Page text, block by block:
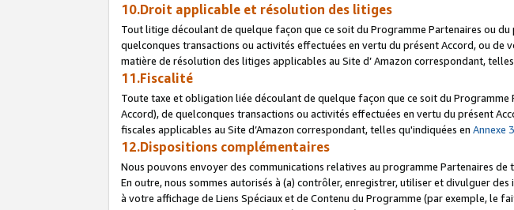
10.Droit applicable et résolution des litiges
Tout litige découlant de quelque façon que ce soit du Programme Partenaires ou
quelconques transactions ou activités effectuées en vertu du présent Accord, ou de
matière de résolution des litiges applicables au Site d’ Amazon correspondant,
11.Fiscalité
Toute taxe et obligation liée découlant de quelque façon que ce soit du
Accord), de quelconques transactions ou activités effectuées en vertu du présent
fiscales applicables au Site d’Amazon correspondant, telles qu'indiquées en Annexe 3
12.Dispositions complémentaires
Nous pouvons envoyer des communications relatives au programme Partenaires
En outre, nous sommes autorisés à (a) contrôler, enregistrer, utiliser et divulguer
à votre affichage de Liens Spéciaux et de Contenu du Programme (par exemple, le